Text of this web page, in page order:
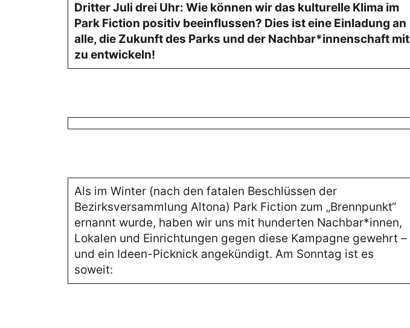
Dritter Juli drei Uhr: Wie können wir das kulturelle Klima im
Park Fiction positiv beeinflussen? Dies ist eine Einladung an
alle, die Zukunft des Parks und der Nachbar*innenschaft mit
zu entwickeln!
Als im Winter (nach den fatalen Beschlüssen der
Bezirksversammlung Altona) Park Fiction zum „Brennpunkt“
ernannt wurde, haben wir uns mit hunderten Nachbar*innen,
Lokalen und Einrichtungen gegen diese Kampagne gewehrt –
und ein Ideen-Picknick angekündigt. Am Sonntag ist es
soweit: